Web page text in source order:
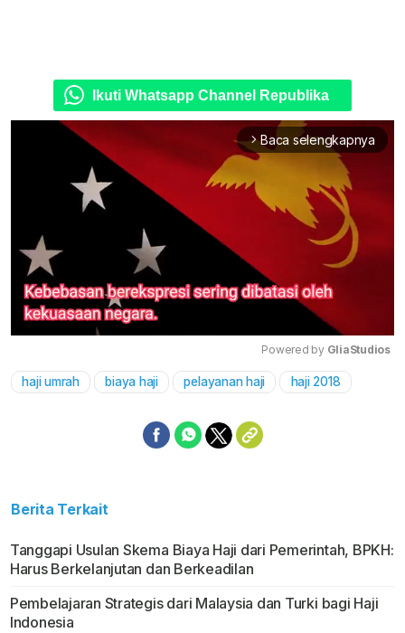
Ikuti Whatsapp Channel Republika
arrow_forward_ios Baca selengkapnya
Mute
Powered by GliaStudios
haji umrah biaya haji pelayanan haji haji 2018
Berita Terkait
Tanggapi Usulan Skema Biaya Haji dari Pemerintah, BPKH:
Harus Berkelanjutan dan Berkeadilan
Pembelajaran Strategis dari Malaysia dan Turki bagi Haji
Indonesia